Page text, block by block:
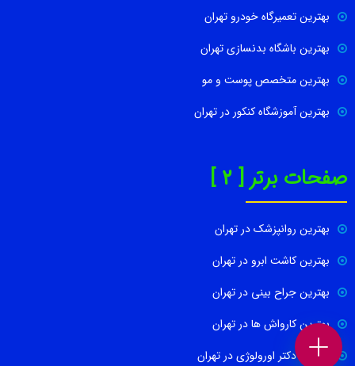
بهترین تعمیرگاه خودرو تهران
بهترین باشگاه بدنسازی تهران
بهترین متخصص پوست و مو
بهترین آموزشگاه کنکور در تهران
صفحات برتر [ 2 ]
بهترین روانپزشک در تهران
بهترین کاشت ابرو در تهران
بهترین جراح بینی در تهران
بهترین کارواش ها در تهران
بهترین دکتر اورولوژی در تهران